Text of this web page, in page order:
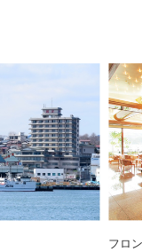
フロ